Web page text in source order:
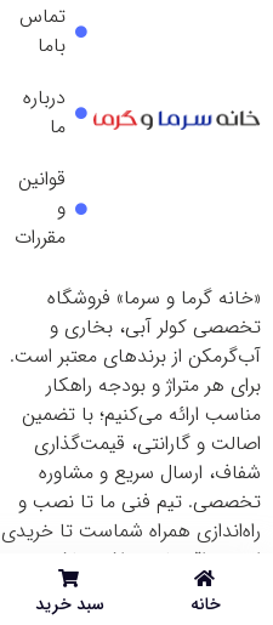
خانه سبد خرید
تماس
باما
درباره
ما
قوانین
و
مقررات
«خانه گرما و سرما» فروشگاه
تخصصی کولر آبی، بخاری و
آب‌گرمکن از برندهای معتبر است.
برای هر متراژ و بودجه راهکار
مناسب ارائه می‌کنیم؛ با تضمین
اصالت و گارانتی، قیمت‌گذاری
شفاف، ارسال سریع و مشاوره
تخصصی. تیم فنی ما تا نصب و
راه‌اندازی همراه شماست تا خریدی
ایمن و اقتصادی داشته باشید.